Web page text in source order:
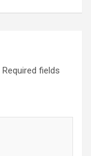
Required fields